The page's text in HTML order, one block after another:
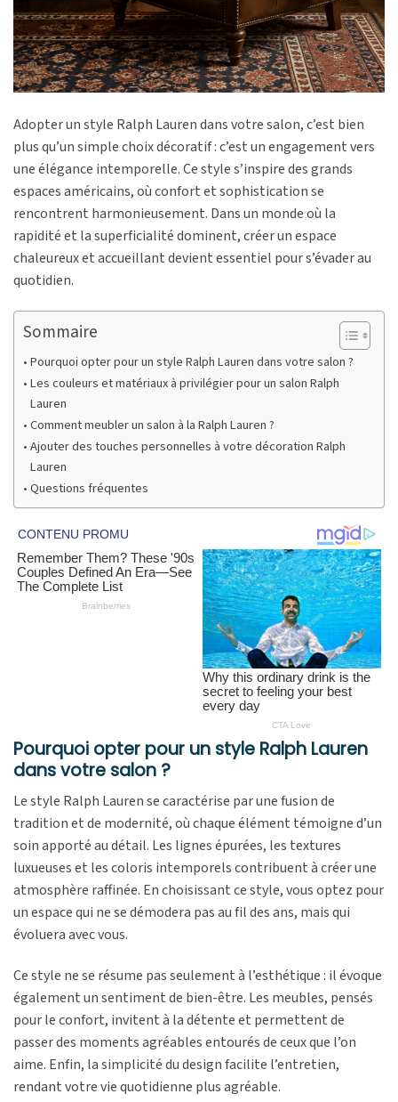
Adopter un style Ralph Lauren dans votre salon, c’est bien
plus qu’un simple choix décoratif : c’est un engagement vers
une élégance intemporelle. Ce style s’inspire des grands
espaces américains, où confort et sophistication se
rencontrent harmonieusement. Dans un monde où la
rapidité et la superficialité dominent, créer un espace
chaleureux et accueillant devient essentiel pour s’évader au
quotidien.
Sommaire
Pourquoi opter pour un style Ralph Lauren dans votre salon ?
Les couleurs et matériaux à privilégier pour un salon Ralph
Lauren
Comment meubler un salon à la Ralph Lauren ?
Ajouter des touches personnelles à votre décoration Ralph
Lauren
Questions fréquentes
Pourquoi opter pour un style Ralph Lauren
dans votre salon ?
Le style Ralph Lauren se caractérise par une fusion de
tradition et de modernité, où chaque élément témoigne d’un
soin apporté au détail. Les lignes épurées, les textures
luxueuses et les coloris intemporels contribuent à créer une
atmosphère raffinée. En choisissant ce style, vous optez pour
un espace qui ne se démodera pas au fil des ans, mais qui
évoluera avec vous.
Ce style ne se résume pas seulement à l’esthétique : il évoque
également un sentiment de bien-être. Les meubles, pensés
pour le confort, invitent à la détente et permettent de
passer des moments agréables entourés de ceux que l’on
aime. Enfin, la simplicité du design facilite l’entretien,
rendant votre vie quotidienne plus agréable.